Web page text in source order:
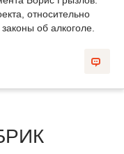
относительно
об алкоголе.